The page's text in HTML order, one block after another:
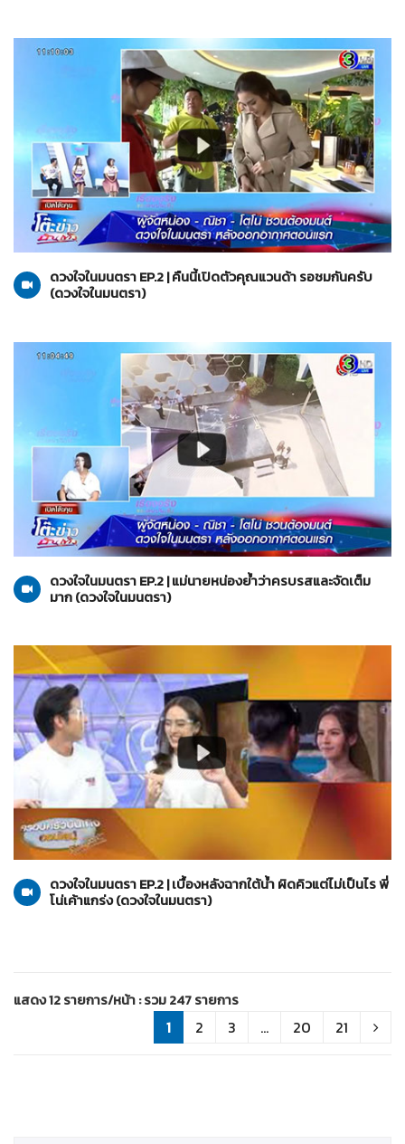
28-01-2564
ดวงใจในมนตรา
ดวงใจในมนตรา EP.2 | คืนนี้เปิดตัวคุณแวนด้า รอชมกันครับ
(ดวงใจในมนตรา)
28-01-2564
ดวงใจในมนตรา
ดวงใจในมนตรา EP.2 | แม่นายหน่องย้ำว่าครบรสและจัดเต็ม
มาก (ดวงใจในมนตรา)
28-01-2564
ดวงใจในมนตรา
ดวงใจในมนตรา EP.2 | เบื้องหลังฉากใต้น้ำ ผิดคิวแต่ไม่เป็นไร พี่
โน่เค้าแกร่ง (ดวงใจในมนตรา)
แสดง 12 รายการ/หน้า : รวม 247 รายการ
1 2 3 ... 20 21